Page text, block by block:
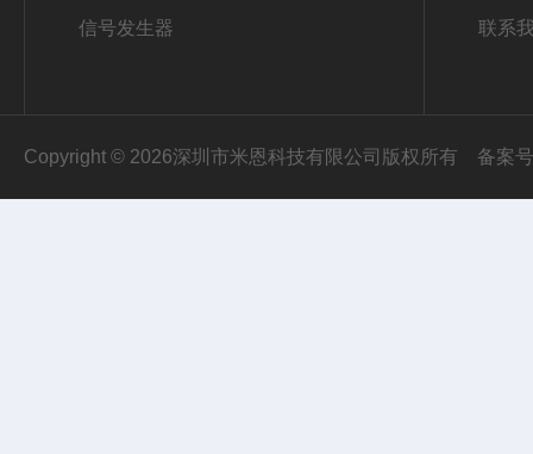
信号发生器 联系
Copyright © 2026深圳市米恩科技有限公司版权所有 备案